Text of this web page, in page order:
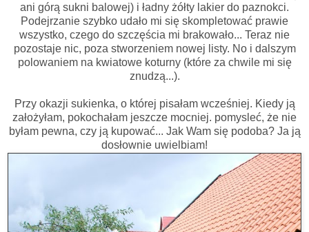
ani górą sukni balowej) i ładny żółty lakier do paznokci.
Podejrzanie szybko udało mi się skompletować prawie
wszystko, czego do szczęścia mi brakowało... Teraz nie
pozostaje nic, poza stworzeniem nowej listy. No i dalszym
polowaniem na kwiatowe koturny (które za chwile mi się
znudzą...).
Przy okazji sukienka, o której pisałam wcześniej. Kiedy ją
założyłam, pokochałam jeszcze mocniej. pomysleć, że nie
byłam pewna, czy ją kupować... Jak Wam się podoba? Ja ją
dosłownie uwielbiam!